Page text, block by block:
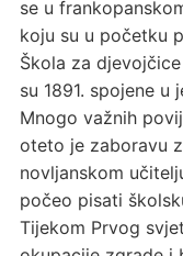
se u
koju su u početku
Škola za
su 1891. spojene
Mnogo važnih
oteto je zaboravu
novljanskom
počeo pisati
Tijekom Prvog